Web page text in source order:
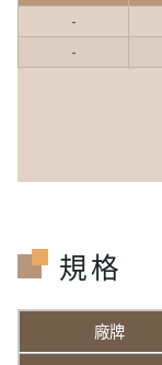
-
-
規格